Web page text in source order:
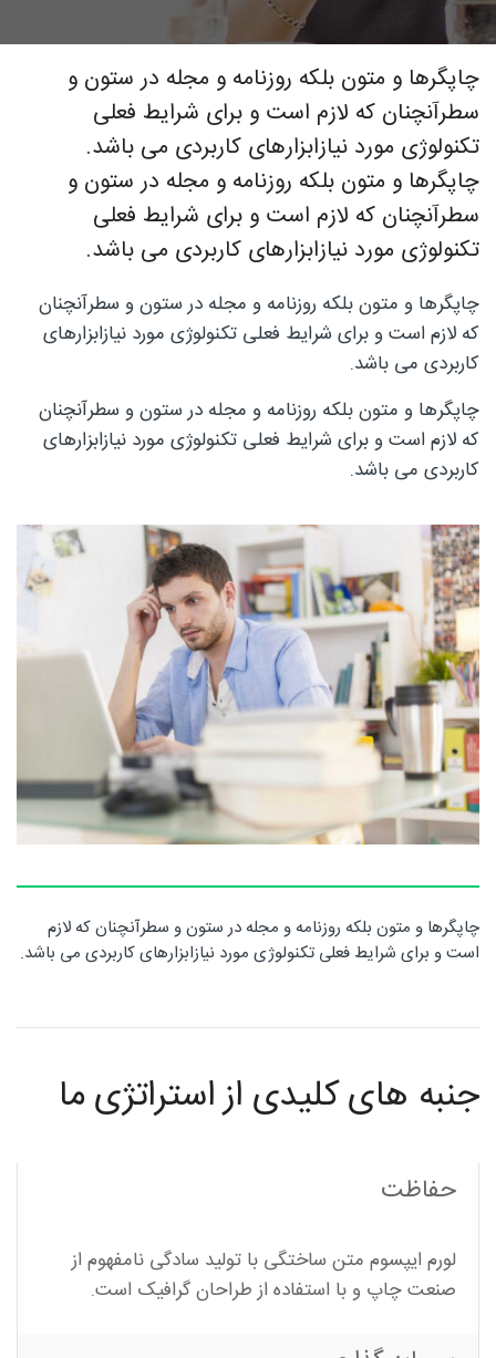
تخصصی
نصب
نرده
های
چوبی
منبت
سی ان
سی
روتاری
در
غرب
چاپگرها و متون بلکه روزنامه و مجله در ستون و
سطرآنچنان که لازم است و برای شرایط فعلی
تکنولوژی مورد نیازابزارهای کاربردی می باشد.
چاپگرها و متون بلکه روزنامه و مجله در ستون و
سطرآنچنان که لازم است و برای شرایط فعلی
تکنولوژی مورد نیازابزارهای کاربردی می باشد.
چاپگرها و متون بلکه روزنامه و مجله در ستون و سطرآنچنان
که لازم است و برای شرایط فعلی تکنولوژی مورد نیازابزارهای
کاربردی می باشد.
چاپگرها و متون بلکه روزنامه و مجله در ستون و سطرآنچنان
که لازم است و برای شرایط فعلی تکنولوژی مورد نیازابزارهای
کاربردی می باشد.
چاپگرها و متون بلکه روزنامه و مجله در ستون و سطرآنچنان که لازم
است و برای شرایط فعلی تکنولوژی مورد نیازابزارهای کاربردی می باشد.
جنبه های کلیدی از استراتژی ما
حفاظت
لورم ایپسوم متن ساختگی با تولید سادگی نامفهوم از
صنعت چاپ و با استفاده از طراحان گرافیک است.